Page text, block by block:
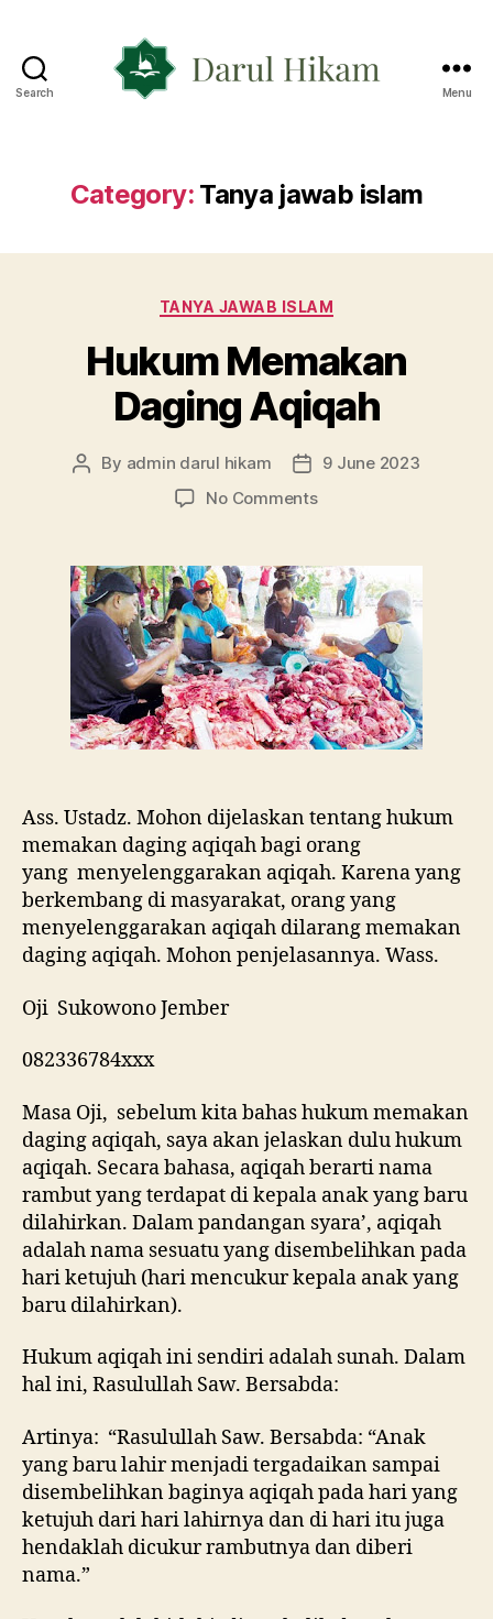
Search Menu
Category: Tanya jawab islam
Categories
TANYA JAWAB ISLAM
Hukum Memakan
Daging Aqiqah
Post
By admin darul hikam
Post
date
9 June 2023
No Commentson
Aqiqah
Ass. Ustadz. Mohon dijelaskan tentang hukum
memakan daging aqiqah bagi orang
yang menyelenggarakan aqiqah. Karena yang
berkembang di masyarakat, orang yang
menyelenggarakan aqiqah dilarang memakan
daging aqiqah. Mohon penjelasannya. Wass.
Oji Sukowono Jember
082336784xxx
Masa Oji, sebelum kita bahas hukum memakan
daging aqiqah, saya akan jelaskan dulu hukum
aqiqah. Secara bahasa, aqiqah berarti nama
rambut yang terdapat di kepala anak yang baru
dilahirkan. Dalam pandangan syara’, aqiqah
adalah nama sesuatu yang disembelihkan pada
hari ketujuh (hari mencukur kepala anak yang
baru dilahirkan).
Hukum aqiqah ini sendiri adalah sunah. Dalam
hal ini, Rasulullah Saw. Bersabda:
Artinya: “Rasulullah Saw. Bersabda: “Anak
yang baru lahir menjadi tergadaikan sampai
disembelihkan baginya aqiqah pada hari yang
ketujuh dari hari lahirnya dan di hari itu juga
hendaklah dicukur rambutnya dan diberi
nama.”